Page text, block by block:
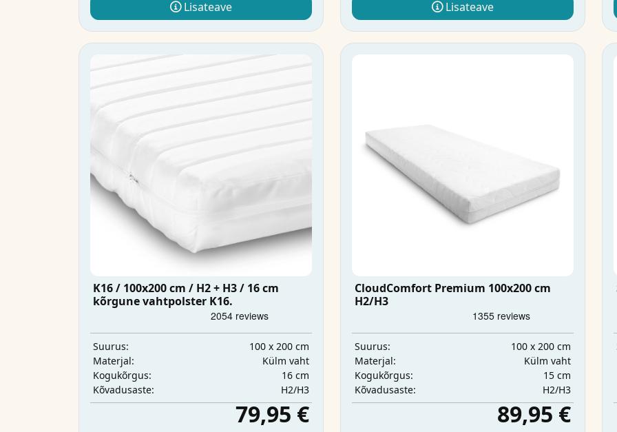
Lisateave Lisateave
K16 / 100x200 cm / H2 + H3 / 16 cm
kõrgune vahtpolster K16.
Suurus:
100 x 200 cm
Materjal:
Külm vaht
Kogukõrgus:
16 cm
Kõvadusaste:
H2/H3
79,95 €
CloudComfort Premium 100x200 cm
H2/H3
Suurus:
100 x 200 cm
Materjal:
Külm vaht
Kogukõrgus:
15 cm
Kõvadusaste:
H2/H3
89,95 €